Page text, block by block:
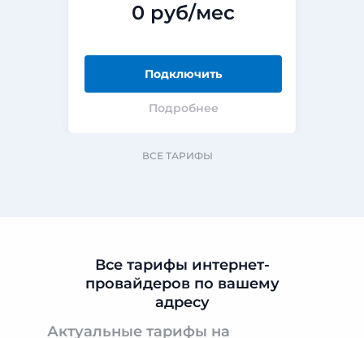
0 руб/мес
Подключить
Подробнее
ВСЕ ТАРИФЫ
Все тарифы интернет-
провайдеров по вашему
адресу
Актуальные тарифы на